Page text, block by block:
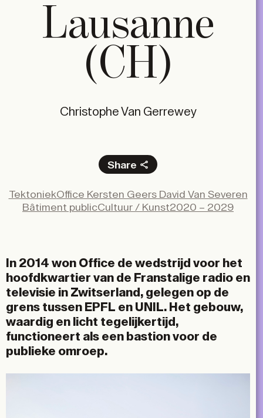
Lausanne
(CH)
Christophe Van Gerrewey
Share
TektoniekOffice Kersten Geers David Van Severen
Bâtiment publicCultuur / Kunst2020 – 2029
In 2014 won Office de wedstrijd voor het
hoofdkwartier van de Franstalige radio en
televisie in Zwitserland, gelegen op de
grens tussen EPFL en UNIL. Het gebouw,
waardig en licht tegelijkertijd,
functioneert als een bastion voor de
publieke omroep.